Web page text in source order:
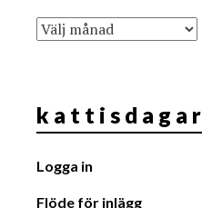
Arkiv
k a t t i s d a g a r
Logga in
Flöde för inlägg